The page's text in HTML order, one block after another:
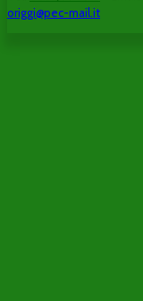
origgi@pec-mail.it